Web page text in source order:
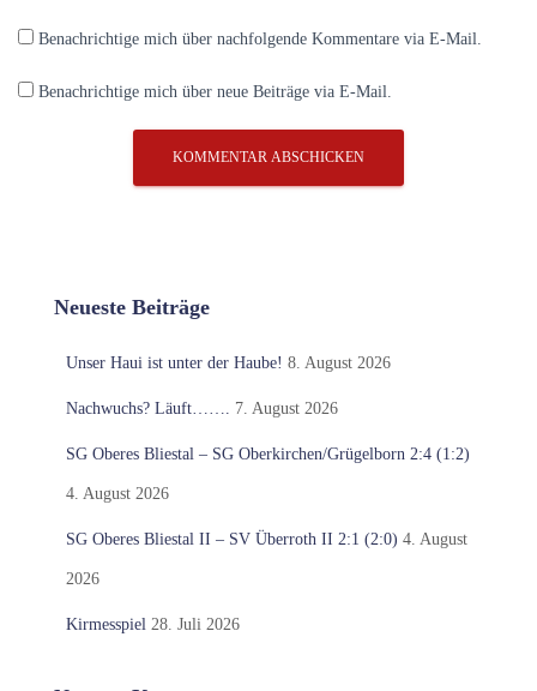
Benachrichtige mich über nachfolgende Kommentare via E-Mail.
Benachrichtige mich über neue Beiträge via E-Mail.
Neueste Beiträge
Unser Haui ist unter der Haube! 8. August 2026
Nachwuchs? Läuft……. 7. August 2026
SG Oberes Bliestal – SG Oberkirchen/Grügelborn 2:4 (1:2)
4. August 2026
SG Oberes Bliestal II – SV Überroth II 2:1 (2:0) 4. August
2026
Kirmesspiel 28. Juli 2026